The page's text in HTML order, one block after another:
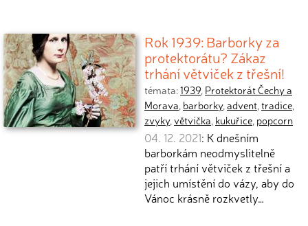
Rok 1939: Barborky za
protektorátu? Zákaz
trhání větviček z třešní!
témata:1939, Protektorát Čechy a
Morava, barborky,advent,tradice,
zvyky,větvička, kukuřice, popcorn
04. 12. 2021: K dnešním
barborkám neodmyslitelně
patří trhání větviček z třešní a
jejich umístění do vázy, aby do
Vánoc krásně rozkvetly…